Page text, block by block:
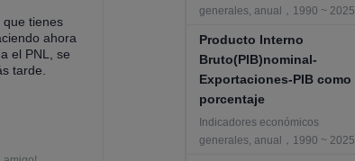
generales, anual，1990 ~ 2025
Producto Interno
Bruto(PIB)nominal-
Exportaciones-PIB como
porcentaje
Indicadores económicos
generales, anual，1990 ~ 2025